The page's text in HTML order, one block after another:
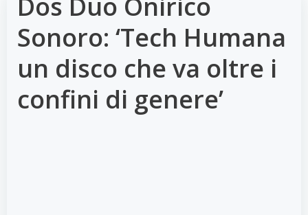
Sonoro: ‘Tech Humana
un disco che va oltre i
confini di genere’